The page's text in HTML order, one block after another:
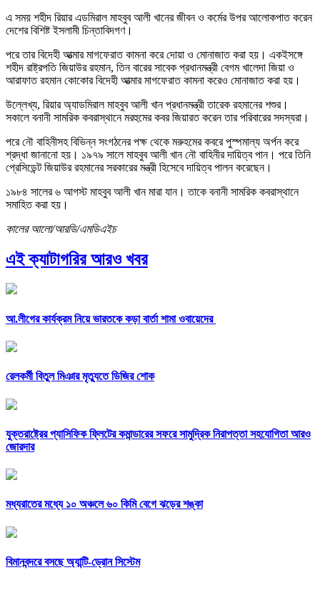
এ সময় শহীদ রিয়ার এডমিরাল মাহবুব আলী খানের জীবন ও কর্মের উপর আলোকপাত করেন
দেশের বিশিষ্ট ইসলামী চিন্তাবিদগণ।
পরে তার বিদেহী আত্মার মাগফেরাত কামনা করে দোয়া ও মোনাজাত করা হয়। একইসঙ্গে
শহীদ রাষ্ট্রপতি জিয়াউর রহমান, তিন বারের সাবেক প্রধানমন্ত্রী বেগম খালেদা জিয়া ও
আরাফাত রহমান কোকোর বিদেহী আত্মার মাগফেরাত কামনা করেও মোনাজাত করা হয়।
উল্লেখ্য, রিয়ার অ্যাডমিরাল মাহবুব আলী খান প্রধানমন্ত্রী তারেক রহমানের শশুর।
সকালে বনানী সামরিক কবরাস্থানে মরহুমের কবর জিয়ারত করেন তার পরিবারের সদস্যরা।
পরে নৌ বাহিনীসহ বিভিন্ন সংগঠনের পক্ষ থেকে মরুহমের কবরে পুস্পমাল্য অর্পন করে
শ্রদ্ধা জানানো হয়। ১৯৭৯ সালে মাহবুব আলী খান নৌ বাহিনীর দায়িত্ব পান। পরে তিনি
প্রেসিডেন্ট জিয়াউর রহমানের সরকারের মন্ত্রী হিসেবে দায়িত্ব পালন করেছেন।
১৯৮৪ সালের ৬ আগস্ট মাহবুব আলী খান মারা যান। তাকে বনানী সামরিক কবরাস্থানে
সমাহিত করা হয়।
কালের আলো/আরডি/এমডিএইচ
এই ক্যাটাগরির আরও খবর
আ.লীগের কার্যক্রম নিয়ে ভারতকে কড়া বার্তা শামা ওবায়েদের
রেলকর্মী বিতুল মিঞার মৃত্যুতে ডিজির শোক
যুক্তরাষ্ট্রের প্যাসিফিক ফ্লিটের কমান্ডারের সফরে সামুদ্রিক নিরাপত্তা সহযোগিতা আরও
জোরদার
মধ্যরাতের মধ্যে ১০ অঞ্চলে ৬০ কিমি বেগে ঝড়ের শঙ্কা
বিমানবন্দরে বসছে অ্যান্টি-ড্রোন সিস্টেম